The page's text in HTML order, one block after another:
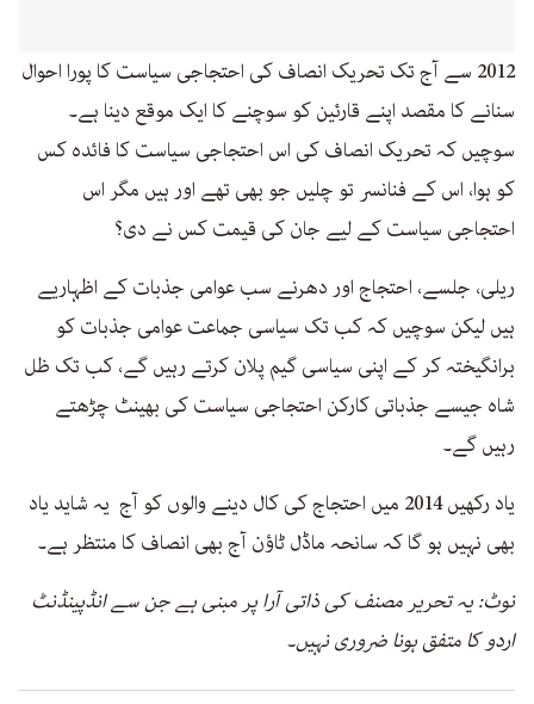
2012 سے آج تک تحریک انصاف کی احتجاجی سیاست کا پورا احوال
سنانے کا مقصد اپنے قارئین کو سوچنے کا ایک موقع دینا ہے۔
سوچیں کہ تحریک انصاف کی اس احتجاجی سیاست کا فائدہ کس
کو ہوا، اس کے فنانسر تو چلیں جو بھی تھے اور ہیں مگر اس
احتجاجی سیاست کے لیے جان کی قیمت کس نے دی؟
ریلی، جلسے، احتجاج اور دھرنے سب عوامی جذبات کے اظہاریے
ہیں لیکن سوچیں کہ کب تک سیاسی جماعت عوامی جذبات کو
برانگیختہ کر کے اپنی سیاسی گیم پلان کرتے رہیں گے، کب تک ظل
شاہ جیسے جذباتی کارکن احتجاجی سیاست کی بھینٹ چڑھتے
رہیں گے۔
یاد رکھیں 2014 میں احتجاج کی کال دینے والوں کو آج یہ شاید یاد
بھی نہیں ہو گا کہ سانحہ ماڈل ٹاؤن آج بھی انصاف کا منتظر ہے۔
نوٹ: یہ تحریر مصنف کی ذاتی آرا پر مبنی ہے جن سے انڈپینڈنٹ
اردو کا متفق ہونا ضروری نہیں۔